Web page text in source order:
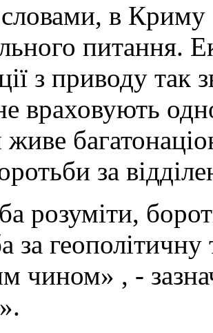
в Криму
питання.
з приводу так
враховують
живе
за
розуміти,
за
чином» , -